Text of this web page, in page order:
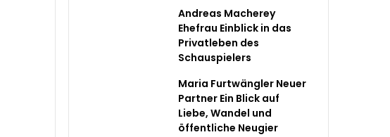
Andreas Macherey
Ehefrau Einblick in das
Privatleben des
Schauspielers
Maria Furtwängler Neuer
Partner Ein Blick auf
Liebe, Wandel und
öffentliche Neugier